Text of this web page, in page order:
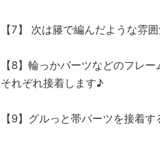
【7】 次は籐で編んだような雰
【8】輪っかパーツなどのフレ
それぞれ接着します♪
【9】グルっと帯パーツを接着